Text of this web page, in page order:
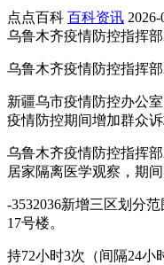
点点百科 百科资讯 2026-
乌鲁木齐疫情防控指挥
乌鲁木齐疫情防控指挥部
新疆乌市疫情防控办公
疫情防控期间增加群众诉
乌鲁木齐疫情防控指挥
居家隔离医学观察，期
-3532036新增三区划分
17号楼。
持72小时3次（间隔24